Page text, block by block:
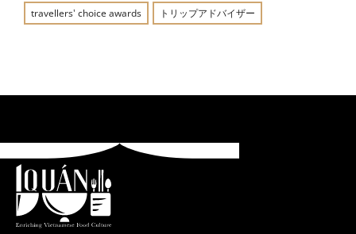
travellers' choice awards トリップアドバイザー